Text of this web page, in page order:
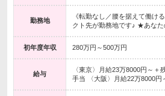
勤務地
《転勤なし／腰を据えて働け
クト先が勤務地です♪ ★あなた
初年度年収 280万円～500万円
給与
〈東京〉月給23万8000円～＋
手当 〈大阪〉月給22万8000円